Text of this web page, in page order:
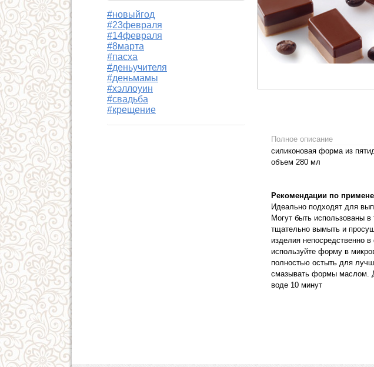
Полное описание
силиконовая форма из
объем 280 мл
Рекомендации по
Идеально подходят для
Могут быть использованы
тщательно вымыть и
изделия непосредственно
используйте форму в
полностью остыть для
смазывать формы маслом.
воде 10 минут
#новыйгод
#23февраля
#14февраля
#8марта
#пасха
#деньучителя
#деньмамы
#хэллоуин
#свадьба
#крещение